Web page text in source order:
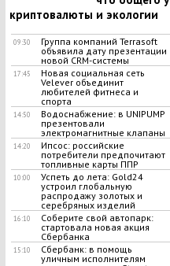
криптовалюты и экологии
09:30
Группа компаний Terrasoft
объявила дату презентации
новой CRM-системы
17:45
Новая социальная сеть
Velever объединит
любителей фитнеса и
спорта
14:50
Водоснабжение: в UNIPUMP
презентовали
электромагнитные клапаны
14:20
Ипсос: российские
потребители предпочитают
топливные карты ППР
10:00
Успеть до лета: Gold24
устроил глобальную
распродажу золотых и
серебряных изделий
16:10
Соберите свой автопарк:
стартовала новая акция
Сбербанка
15:10
Сбербанк: в помощь
уличным исполнителям